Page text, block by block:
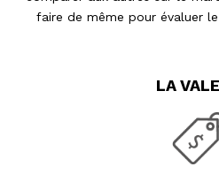
faire de même pour évaluer
LA